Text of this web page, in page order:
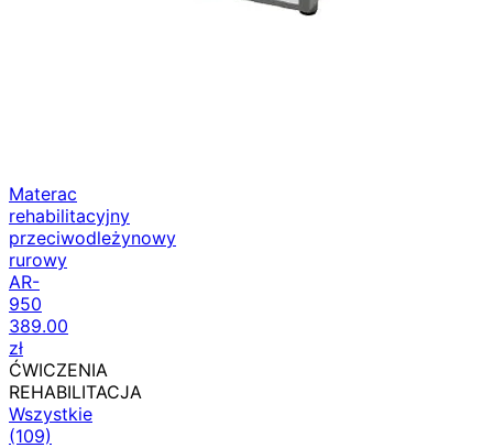
Materac
rehabilitacyjny
przeciwodleżynowy
rurowy
AR-
950
389.00
zł
ĆWICZENIA
REHABILITACJA
Wszystkie
(109)